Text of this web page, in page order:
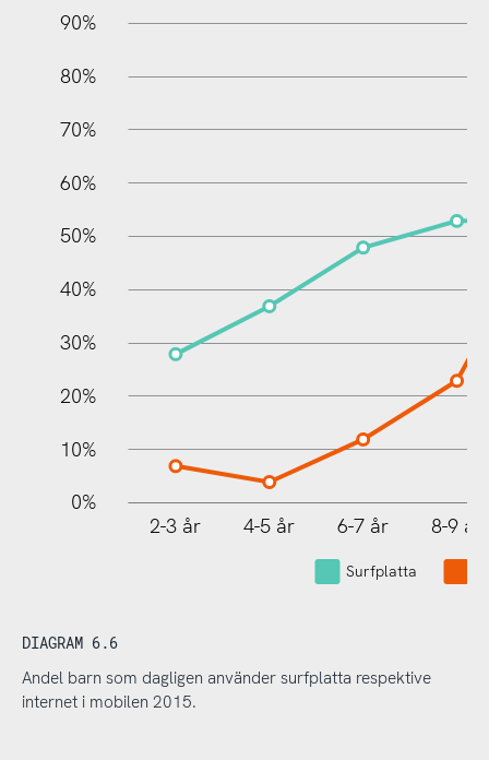
10%
90%
80%
70%
60%
50%
40%
30%
20%
10%
0%
2-3 år 4-5 år 6-7 år 8-9 år
Surfplatta
DIAGRAM 6.6
Andel barn som dagligen använder surfplatta respektive
internet i mobilen 2015.